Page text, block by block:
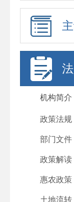
机构简介
政策法规
部门文件
政策解读
惠农政策
土地流转